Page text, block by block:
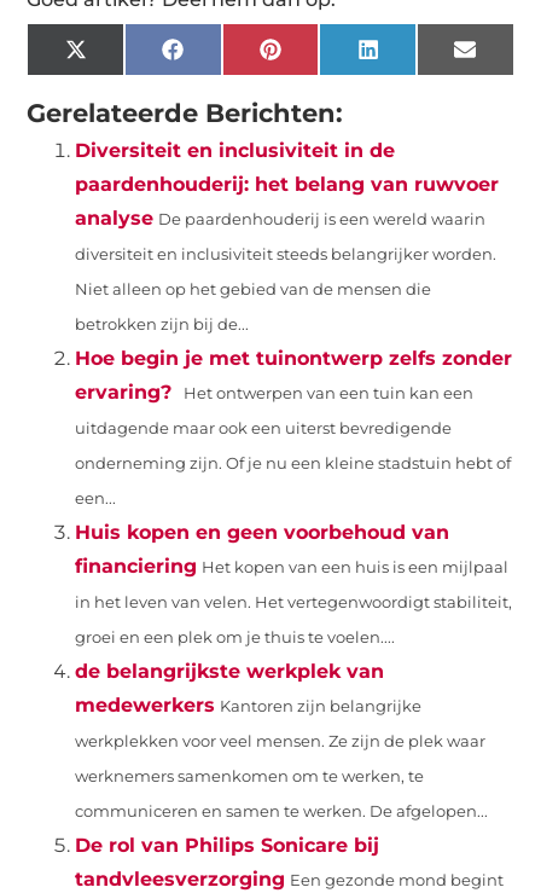
X
(Twitter)
FacebookPinterestLinkedInEmail
Gerelateerde Berichten:
Diversiteit en inclusiviteit in de
paardenhouderij: het belang van ruwvoer
analyse De paardenhouderij is een wereld waarin
diversiteit en inclusiviteit steeds belangrijker worden.
Niet alleen op het gebied van de mensen die
betrokken zijn bij de...
Hoe begin je met tuinontwerp zelfs zonder
ervaring?
Het ontwerpen van een tuin kan een
uitdagende maar ook een uiterst bevredigende
onderneming zijn. Of je nu een kleine stadstuin hebt of
een...
Huis kopen en geen voorbehoud van
financiering Het kopen van een huis is een mijlpaal
in het leven van velen. Het vertegenwoordigt stabiliteit,
groei en een plek om je thuis te voelen....
de belangrijkste werkplek van
medewerkers Kantoren zijn belangrijke
werkplekken voor veel mensen. Ze zijn de plek waar
werknemers samenkomen om te werken, te
communiceren en samen te werken. De afgelopen...
De rol van Philips Sonicare bij
tandvleesverzorging Een gezonde mond begint